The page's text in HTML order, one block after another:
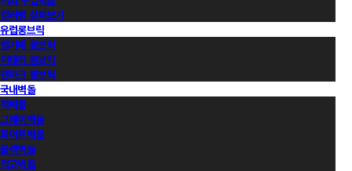
컬러별 살펴보기
유럽롱브릭
벨기에 롱브릭
이태리 롱브릭
덴마크 롱브릭
국내벽돌
적벽돌
그레이벽돌
화이트벽돌
블랙벽돌
적고벽돌